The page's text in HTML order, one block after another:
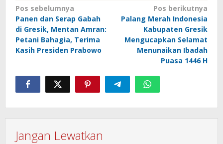
Navigasi
pos
Pos sebelumnya
Panen dan Serap Gabah
di Gresik, Mentan Amran:
Petani Bahagia, Terima
Kasih Presiden Prabowo
Pos berikutnya
Palang Merah Indonesia
Kabupaten Gresik
Mengucapkan Selamat
Menunaikan Ibadah
Puasa 1446 H
Jangan Lewatkan